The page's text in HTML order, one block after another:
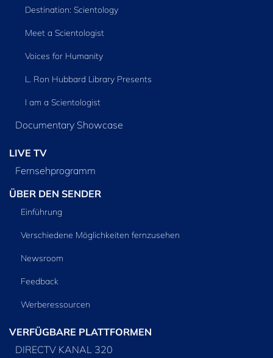
Destination: Scientology
Meet a Scientologist
Voices for Humanity
L. Ron Hubbard Library Presents
I am a Scientologist
Documentary Showcase
LIVE TV
Fernsehprogramm
ÜBER DEN SENDER
Einführung
Verschiedene Möglichkeiten fernzusehen
Newsroom
Feedback
Werberessourcen
VERFÜGBARE PLATTFORMEN
DIRECTV KANAL 320